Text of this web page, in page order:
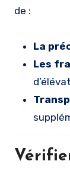
de :
La
Les